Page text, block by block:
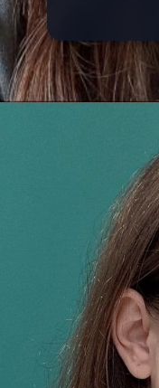
https://